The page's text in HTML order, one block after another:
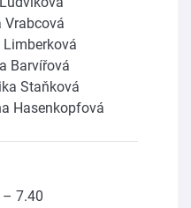
Vrabcová
Limberková
Barvířová
Staňková
Hasenkopfová
7.40